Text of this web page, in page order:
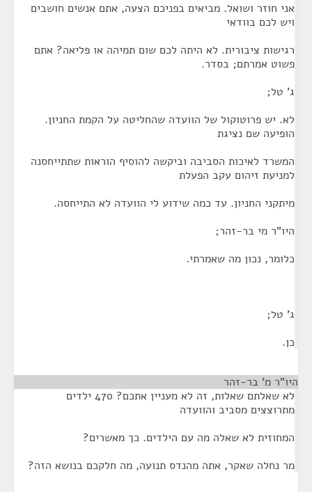
אני חוזר ושואל. מביאים בפניכם הצעה, אתם אנשים חושבים
ויש לכם בוודאי
רגישות ציבורית. לא היתה לכם שום תמיהה או פליאה? אתם
פשוט אמרתם; בסדר.
ג' טל;
לא. יש פרוטוקול של הוועדה שהחליטה על הקמת החניון.
הופיעה שם נציגת
המשרד לאיכות הסביבה וביקשה להוסיף הוראות שתתייחסנה
למניעת זיהום עקב הפעלת
מיתקני החניון. עד כמה שידוע לי הוועדה לא התייחסה.
היו"ר מי בר-זהר;
כלומר, נכון מה שאמרתי.
ג' טל;
כן.
היו"ר מ' בר-זהר
לא שאלתם שאלות, זה לא מעניין אתכם? 470 ילדים
מתרוצצים מסביב והוועדה
המחוזית לא שאלה מה עם הילדים. כך מאשרים?
מר נחלה שאקר, אתה מהנדס תנועה, מה חלקכם בנושא הזה?